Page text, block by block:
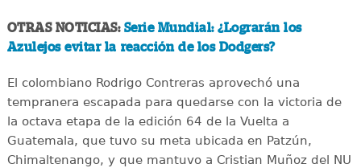
OTRAS NOTICIAS: Serie Mundial: ¿Lograrán los
Azulejos evitar la reacción de los Dodgers?
El colombiano Rodrigo Contreras aprovechó una
tempranera escapada para quedarse con la victoria de
la octava etapa de la edición 64 de la Vuelta a
Guatemala, que tuvo su meta ubicada en Patzún,
Chimaltenango, y que mantuvo a Cristian Muñoz del NU